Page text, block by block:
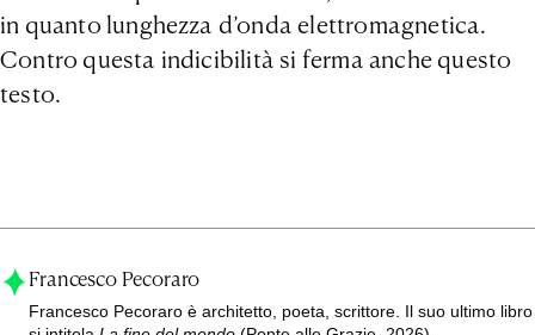
in quanto lunghezza d’onda elettromagnetica.
Contro questa indicibilità si ferma anche questo
testo.
Francesco Pecoraro
Francesco Pecoraro è architetto, poeta, scrittore. Il suo ultimo libro